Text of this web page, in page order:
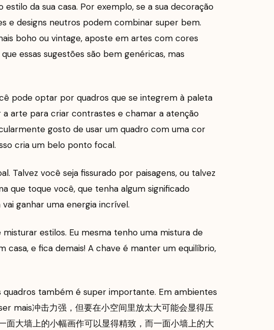
da sua casa. Por exemplo, se a sua decoração
e designs neutros podem combinar super bem.
boho ou vintage, aposte em artes com cores
essas sugestões são bem genéricas, mas
pode optar por quadros que se integrem à paleta
arte para criar contrastes e chamar a atenção
gosto de usar um quadro com uma cor
cria um belo ponto focal.
Talvez você seja fissurado por paisagens, ou talvez
que toque você, que tenha algum significado
ganhar uma energia incrível.
estilos. Eu mesma tenho uma mistura de
e fica demais! A chave é manter um equilíbrio,
quadros também é super importante. Em ambientes
mais冲击力强，但要在小空间里放太大可能会显得压
面大墙上的小幅画作可以显得精致，而一面小墙上的大